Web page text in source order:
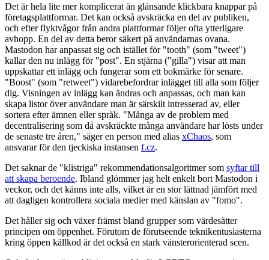
Det är hela lite mer komplicerat än glänsande klickbara knappar på
företagsplattformar. Det kan också avskräcka en del av publiken,
och efter flyktvågor från andra plattformar följer ofta ytterligare
avhopp. En del av detta beror säkert på användarnas ovana.
Mastodon har anpassat sig och istället för "tooth" (som "tweet")
kallar den nu inlägg för "post". En stjärna ("gilla") visar att man
uppskattar ett inlägg och fungerar som ett bokmärke för senare.
"Boost" (som "retweet") vidarebefordrar inlägget till alla som följer
dig. Visningen av inlägg kan ändras och anpassas, och man kan
skapa listor över användare man är särskilt intresserad av, eller
sortera efter ämnen eller språk. "Många av de problem med
decentralisering som då avskräckte många användare har lösts under
de senaste tre åren," säger en person med alias xChaos, som
ansvarar för den tjeckiska instansen f.cz.
Det saknar de "klistriga" rekommendationsalgoritmer som syftar till
att skapa beroende. Ibland glömmer jag helt enkelt bort Mastodon i
veckor, och det känns inte alls, vilket är en stor lättnad jämfört med
att dagligen kontrollera sociala medier med känslan av "fomo".
Det håller sig och växer främst bland grupper som värdesätter
principen om öppenhet. Förutom de förutseende teknikentusiasterna
kring öppen källkod är det också en stark vänsterorienterad scen.